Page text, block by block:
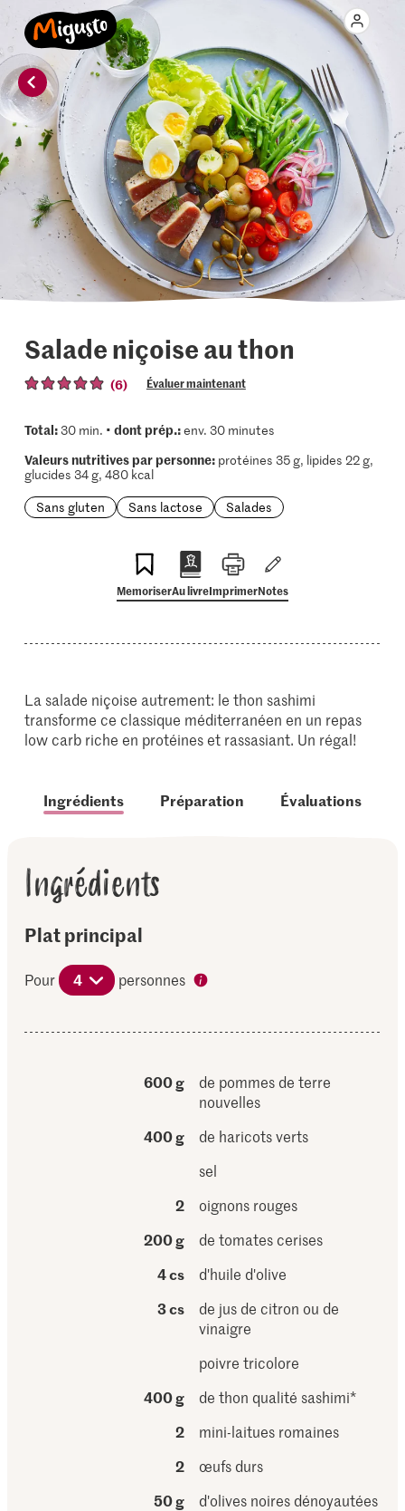
Salade niçoise au thon
(6) Évaluer maintenant
Total:30 min. • dont prép.:env. 30 minutes
Valeurs nutritives par personne:protéines 35 g, lipides 22 g,
glucides 34 g, 480 kcal
Sans gluten
Sans lactose Salades
MemoriserAu livreImprimerNotes
La salade niçoise autrement: le thon sashimi
transforme ce classique méditerranéen en un repas
low carb riche en protéines et rassasiant. Un régal!
Ingrédients Préparation Évaluations
Ingrédients
Plat principal
Pour 4 personnes
600 g
de pommes de terre
nouvelles
400 g
de haricots verts
sel
2
oignons rouges
200 g
de tomates cerises
4 cs
d'huile d'olive
3 cs
de jus de citron ou de
vinaigre
poivre tricolore
400 g
de thon qualité sashimi*
2
mini-laitues romaines
2
œufs durs
50 g
d'olives noires dénoyautées